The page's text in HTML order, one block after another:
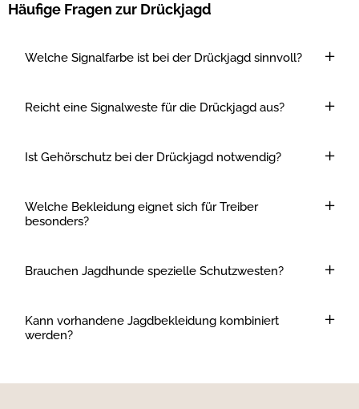
Häufige Fragen zur Drückjagd
Welche Signalfarbe ist bei der Drückjagd sinnvoll?
Reicht eine Signalweste für die Drückjagd aus?
Ist Gehörschutz bei der Drückjagd notwendig?
Welche Bekleidung eignet sich für Treiber
besonders?
Brauchen Jagdhunde spezielle Schutzwesten?
Kann vorhandene Jagdbekleidung kombiniert
werden?